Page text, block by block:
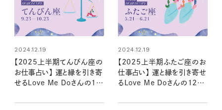
2024.12.19
【2025上半期てんびん座の
お仕事占い】 運と縁を引き寄
せるLove Me Doさんの12
2024.12.19
【2025上半期ふたご座のお
仕事占い】 運と縁を引き寄せ
るLove Me Doさんの12星